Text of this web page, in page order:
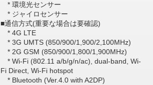
* 環境光センサー
* ジャイロセンサー
■通信方式(重要な場合は要確認)
* 4G LTE
* 3G UMTS (850/900/1,900/2,100MHz)
* 2G GSM (850/900/1,800/1,900MHz)
* Wi-Fi (802.11 a/b/g/n/ac), dual-band, Wi-
Fi Direct, Wi-Fi hotspot
* Bluetooth (Ver.4.0 with A2DP)